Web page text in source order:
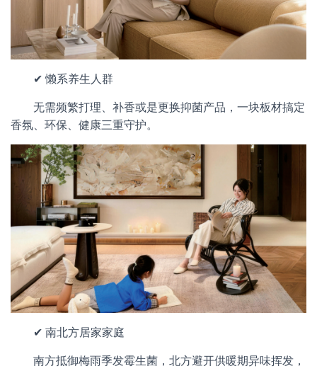
✔ 懒系养生人群
无需频繁打理、补香或是更换抑菌产品，一块板材搞定
香氛、环保、健康三重守护。
✔ 南北方居家家庭
南方抵御梅雨季发霉生菌，北方避开供暖期异味挥发，